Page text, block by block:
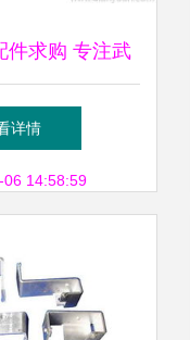
件求购 专注武
配件服务辐射
省
详情
06 14:58:59